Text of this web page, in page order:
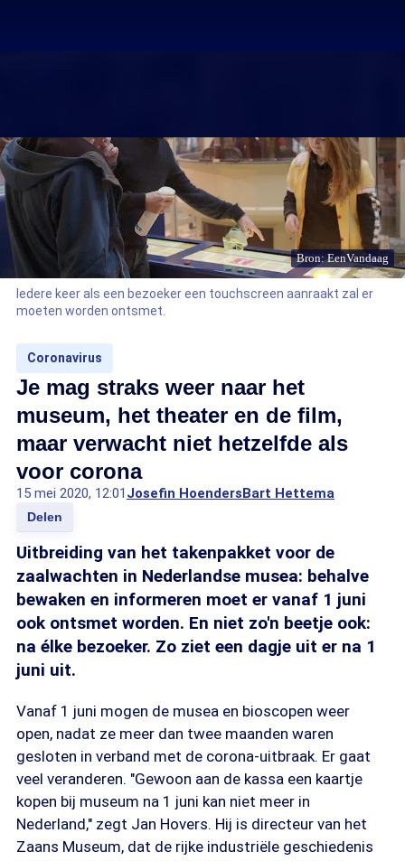
Bron: EenVandaag
Iedere keer als een bezoeker een touchscreen aanraakt zal er
moeten worden ontsmet.
Coronavirus
Je mag straks weer naar het
museum, het theater en de film,
maar verwacht niet hetzelfde als
voor corona
15 mei 2020, 12:01 Josefin HoendersBart Hettema
Delen
Uitbreiding van het takenpakket voor de
zaalwachten in Nederlandse musea: behalve
bewaken en informeren moet er vanaf 1 juni
ook ontsmet worden. En niet zo'n beetje ook:
na élke bezoeker. Zo ziet een dagje uit er na 1
juni uit.
Vanaf 1 juni mogen de musea en bioscopen weer
open, nadat ze meer dan twee maanden waren
gesloten in verband met de corona-uitbraak. Er gaat
veel veranderen. "Gewoon aan de kassa een kaartje
kopen bij museum na 1 juni kan niet meer in
Nederland," zegt Jan Hovers. Hij is directeur van het
Zaans Museum, dat de rijke industriële geschiedenis